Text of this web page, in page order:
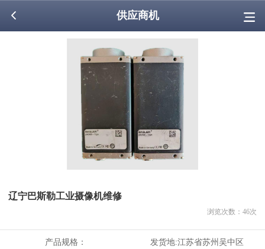
供应商机
辽宁巴斯勒工业摄像机维修
浏览次数： 46次
产品规格： 发货地:江苏省苏州吴中区